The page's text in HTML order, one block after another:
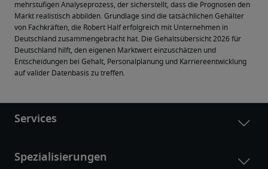
mehrstufigen Analyseprozess, der sicherstellt, dass die Prognosen den
Markt realistisch abbilden. Grundlage sind die tatsächlichen Gehälter
von Fachkräften, die Robert Half erfolgreich mit Unternehmen in
Deutschland zusammengebracht hat. Die Gehaltsübersicht 2026 für
Deutschland hilft, den eigenen Marktwert einzuschätzen und
Entscheidungen bei Gehalt, Personalplanung und Karriereentwicklung
auf valider Datenbasis zu treffen.